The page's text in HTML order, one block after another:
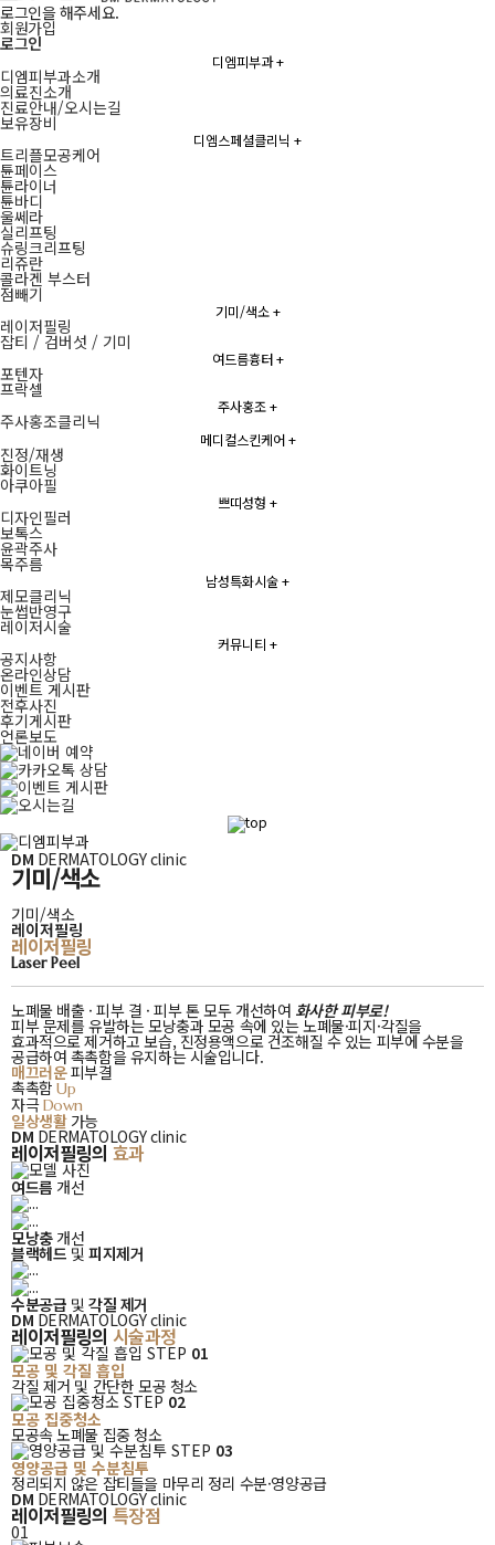
로그인을 해주세요.
회원가입
로그인
디엠피부과+
디엠피부과소개
의료진소개
진료안내/오시는길
보유장비
디엠스페셜클리닉 +
트리플모공케어
튠페이스
튠라이너
튠바디
울쎄라
실리프팅
슈링크리프팅
리쥬란
콜라겐 부스터
점빼기
기미/색소+
레이저필링
잡티 / 검버섯 / 기미
여드름흉터+
포텐자
프락셀
주사홍조+
주사홍조클리닉
메디컬스킨케어+
진정/재생
화이트닝
아쿠아필
쁘띠성형 +
디자인필러
보톡스
윤곽주사
목주름
남성특화시술+
제모클리닉
눈썹반영구
레이저시술
커뮤니티 +
공지사항
온라인상담
이벤트 게시판
전후사진
후기게시판
언론보도
퀵메뉴
DM DERMATOLOGY clinic
기미/색소
기미/색소
레이저필링
레이저필링
레이저필링
Laser Peel
노폐물 배출 · 피부 결 · 피부 톤 모두 개선하여 화사한 피부로!
피부 문제를 유발하는 모낭충과 모공 속에 있는 노폐물·피지·각질을
효과적으로 제거하고 보습, 진정용액으로 건조해질 수 있는 피부에 수분을
공급하여 촉촉함을 유지하는 시술입니다.
매끄러운피부결
촉촉함Up
자극Down
일상생활가능
레이저필링의
효과
DM DERMATOLOGY clinic
레이저필링의 효과
여드름 개선
모낭충 개선
블랙헤드 및피지제거
수분공급 및각질 제거
DM DERMATOLOGY clinic
레이저필링의 시술과정
STEP 01
모공 및 각질 흡입
각질 제거 및 간단한 모공 청소
STEP 02
모공 집중청소
모공속 노폐물 집중 청소
STEP 03
영양공급 및 수분침투
정리되지 않은 잡티들을 마무리 정리 수분·영양공급
레이저필링의
특장점
DM DERMATOLOGY clinic
레이저필링의 특장점
01